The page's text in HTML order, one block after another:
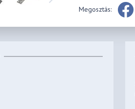
Megosztás: